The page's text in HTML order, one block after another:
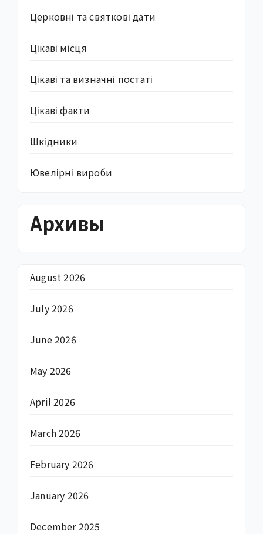
Церковні та святкові дати
Цікаві місця
Цікаві та визначні постаті
Цікаві факти
Шкідники
Ювелірні вироби
Архивы
August 2026
July 2026
June 2026
May 2026
April 2026
March 2026
February 2026
January 2026
December 2025